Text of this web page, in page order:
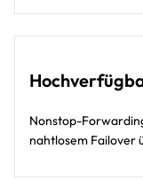
Nonstop-
nahtlosem Failover